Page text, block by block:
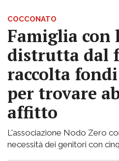
COCCONATO
Famiglia con
distrutta dal
raccolta
per trovare
affitto
L'associazione Nodo Zero
necessità dei genitori con